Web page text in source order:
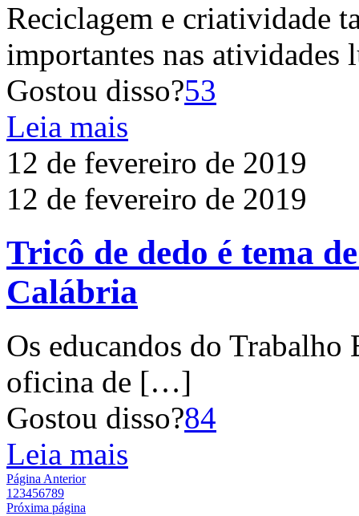
Reciclagem e criatividade
importantes nas atividades
Gostou disso?53
Leia mais
12 de fevereiro de 2019
12 de fevereiro de 2019
Tricô de dedo é tema
Calábria
Os educandos do
oficina de […]
Gostou disso?84
Leia mais
Página Anterior
1 23456789
Próxima página